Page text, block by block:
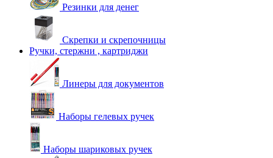
Резинки для денег
Скрепки и скрепочницы
Ручки, стержни , картриджи
Линеры для документов
Наборы гелевых ручек
Наборы шариковых ручек